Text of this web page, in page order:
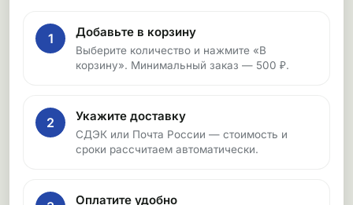
1 Добавьте в корзину
Выберите количество и нажмите «В
корзину». Минимальный заказ — 500 ₽.
2 Укажите доставку
СДЭК или Почта России — стоимость и
сроки рассчитаем автоматически.
Оплатите удобно